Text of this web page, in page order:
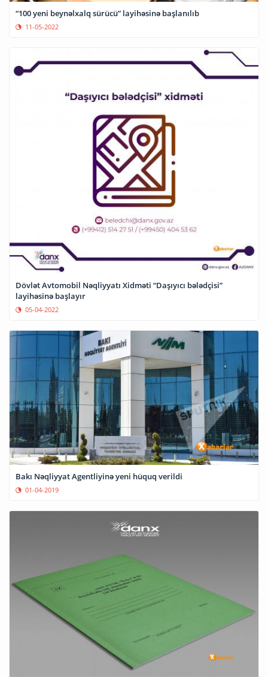
“100 yeni beynəlxalq sürücü” layihəsinə başlanılıb
11-05-2022
Dövlət Avtomobil Nəqliyyatı Xidməti “Daşıyıcı bələdçisi”
layihəsinə başlayır
05-04-2022
Bakı Nəqliyyat Agentliyinə yeni hüquq verildi
01-04-2019